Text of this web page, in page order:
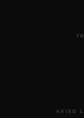
AVISO